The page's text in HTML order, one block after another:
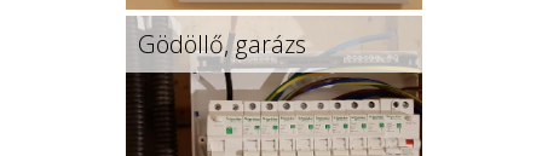
Gödöllő, garázs